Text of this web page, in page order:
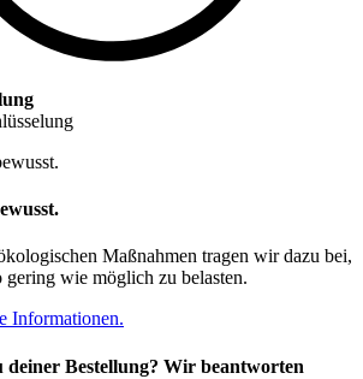
Maßnahmen tragen wir dazu bei,
wie möglich zu belasten.
Informationen.
deiner Bestellung? Wir beantworten